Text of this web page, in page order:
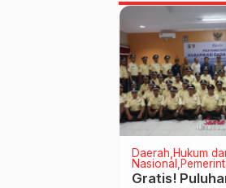
Daerah Hukum
Nasional
Gratis!